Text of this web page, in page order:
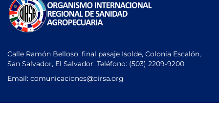
Calle Ramón Belloso, final pasaje Isolde, Colonia Escalón,
San Salvador, El Salvador. Teléfono: (503) 2209-9200
Email: comunicaciones@oirsa.org